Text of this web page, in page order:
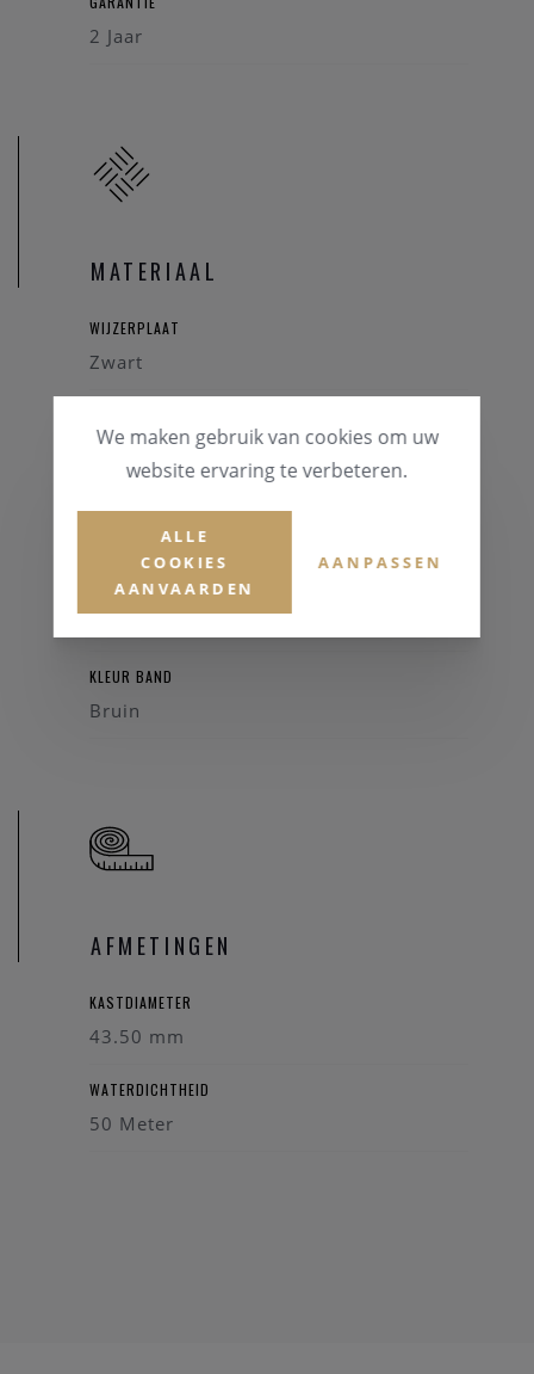
2 Jaar
MATERIAAL
WIJZERPLAAT
Zwart
Staal
Mineraalglas
HORLOGEBAND
KLEUR BAND
Bruin
AFMETINGEN
KASTDIAMETER
43.50 mm
WATERDICHTHEID
50 Meter
We maken gebruik van cookies om uw
website ervaring te verbeteren.
ALLE
COOKIES
AANVAARDEN
AANPASSEN